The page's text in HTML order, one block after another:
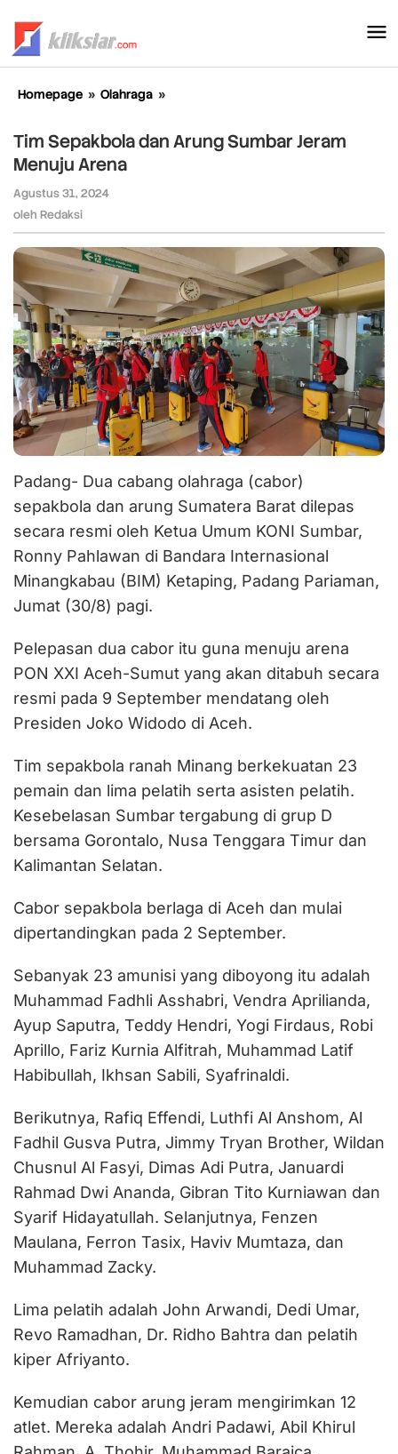
konten
Homepage » Olahraga »
dan
Arung
Tim Sepakbola dan Arung Sumbar Jeram
Menuju Arena
Agustus 31, 2024
oleh Redaksi
Padang- Dua cabang olahraga (cabor)
sepakbola dan arung Sumatera Barat dilepas
secara resmi oleh Ketua Umum KONI Sumbar,
Ronny Pahlawan di Bandara Internasional
Minangkabau (BIM) Ketaping, Padang Pariaman,
Jumat (30/8) pagi.
Pelepasan dua cabor itu guna menuju arena
PON XXI Aceh-Sumut yang akan ditabuh secara
resmi pada 9 September mendatang oleh
Presiden Joko Widodo di Aceh.
Tim sepakbola ranah Minang berkekuatan 23
pemain dan lima pelatih serta asisten pelatih.
Kesebelasan Sumbar tergabung di grup D
bersama Gorontalo, Nusa Tenggara Timur dan
Kalimantan Selatan.
Cabor sepakbola berlaga di Aceh dan mulai
dipertandingkan pada 2 September.
Sebanyak 23 amunisi yang diboyong itu adalah
Muhammad Fadhli Asshabri, Vendra Aprilianda,
Ayup Saputra, Teddy Hendri, Yogi Firdaus, Robi
Aprillo, Fariz Kurnia Alfitrah, Muhammad Latif
Habibullah, Ikhsan Sabili, Syafrinaldi.
Berikutnya, Rafiq Effendi, Luthfi Al Anshom, Al
Fadhil Gusva Putra, Jimmy Tryan Brother, Wildan
Chusnul Al Fasyi, Dimas Adi Putra, Januardi
Rahmad Dwi Ananda, Gibran Tito Kurniawan dan
Syarif Hidayatullah. Selanjutnya, Fenzen
Maulana, Ferron Tasix, Haviv Mumtaza, dan
Muhammad Zacky.
Lima pelatih adalah John Arwandi, Dedi Umar,
Revo Ramadhan, Dr. Ridho Bahtra dan pelatih
kiper Afriyanto.
Kemudian cabor arung jeram mengirimkan 12
atlet. Mereka adalah Andri Padawi, Abil Khirul